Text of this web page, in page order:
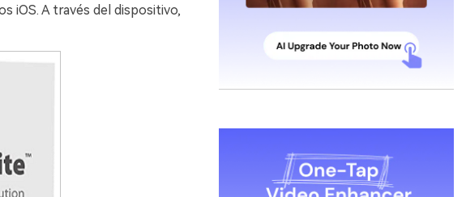
iOS. A través del dispositivo,